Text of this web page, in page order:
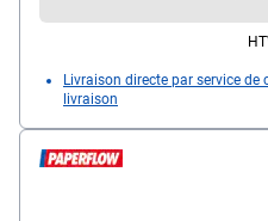
Livraison directe par service de
livraison